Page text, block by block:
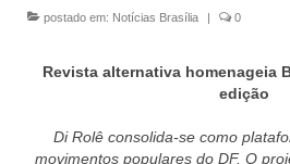
Contato
Currículo
postado em: Notícias Brasília | 0
Revista alternativa homenageia
edição
Di Rolê consolida-se como
movimentos populares do DF. O